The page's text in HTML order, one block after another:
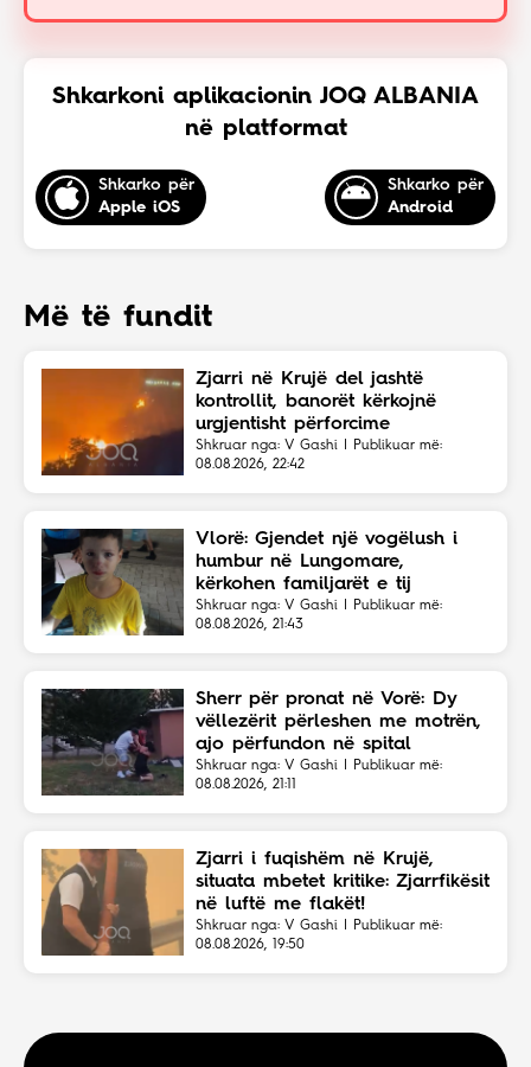
Shkarkoni aplikacionin JOQ ALBANIA
në platformat
Shkarko për
Apple iOS
Shkarko për
Android
Më të fundit
Zjarri në Krujë del jashtë
kontrollit, banorët kërkojnë
urgjentisht përforcime
Shkruar nga: V Gashi | Publikuar më:
08.08.2026, 22:42
Vlorë: Gjendet një vogëlush i
humbur në Lungomare,
kërkohen familjarët e tij
Shkruar nga: V Gashi | Publikuar më:
08.08.2026, 21:43
Sherr për pronat në Vorë: Dy
vëllezërit përleshen me motrën,
ajo përfundon në spital
Shkruar nga: V Gashi | Publikuar më:
08.08.2026, 21:11
Zjarri i fuqishëm në Krujë,
situata mbetet kritike: Zjarrfikësit
në luftë me flakët!
Shkruar nga: V Gashi | Publikuar më:
08.08.2026, 19:50